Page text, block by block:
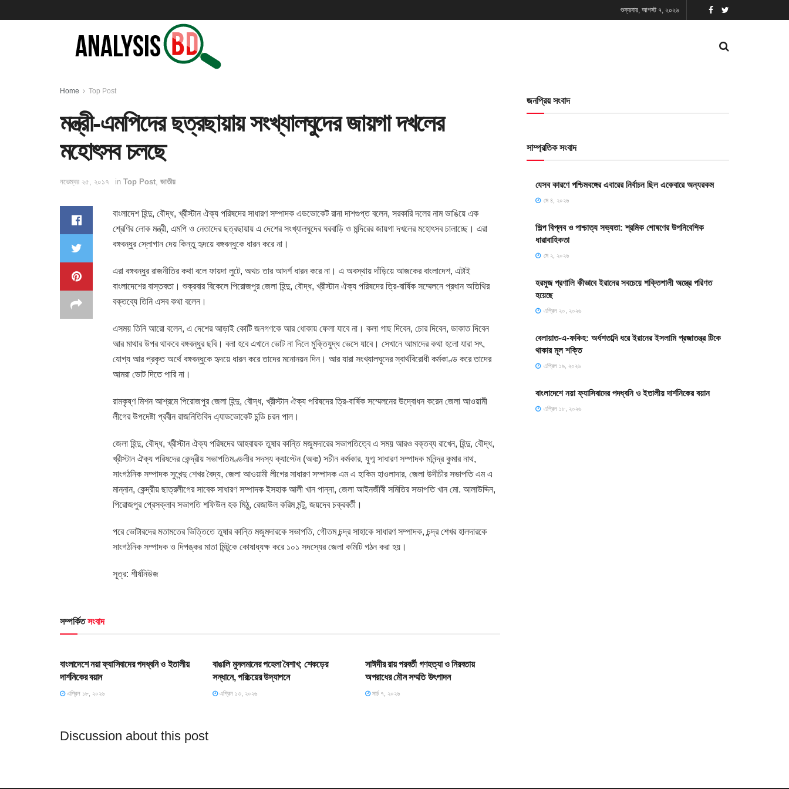
শুক্রবার, আগস্ট ৭, ২০২৬
Home Top Post
মন্ত্রী-এমপিদের ছত্রছায়ায় সংখ্যালঘুদের জায়গা দখলের
মহোৎসব চলছে
নভেম্বর ২৫, ২০১৭ in Top Post জাতীয়
বাংলাদেশ হিন্দু, বৌদ্ধ, খ্রীস্টান ঐক্য পরিষদের সাধারণ সম্পাদক এডভোকেট রানাদাশগুপ্ত বলেন, সরকারি দলের নাম ভাঙিয়ে এক
শ্রেণির লোক মন্ত্রী, এমপি ও নেতাদের ছত্রছায়ায় এ দেশের সংখ্যালঘুদের ঘরবাড়ি ও মন্দিরের জায়গা দখলের মহোৎসব চালাচ্ছে। এরা
বঙ্গবন্ধুর স্লোগান দেয় কিন্তু হৃদয়ে বঙ্গবন্ধুকে ধারন করে না।
এরা বঙ্গবন্ধুর রাজনীতির কথা বলে ফায়দা লুটে, অথচ তার আদর্শ ধারন করে না। এ অবস্থায় দাঁড়িয়ে আজকের বাংলাদেশ, এটাই
বাংলাদেশের বাস্তবতা। শুক্রবার বিকেলে পিরোজপুর জেলা হিন্দু, বৌদ্ধ, খ্রীস্টান ঐক্য পরিষদের ত্রি-বার্ষিক সম্মেলনে প্রধান অতিথির
বক্তব্যে তিনি এসব কথা বলেন।
এসময় তিনি আরো বলেন, এ দেশের আড়াই কোটি জনগণকে আর ধোকায় ফেলা যাবে না। কলা গাছ দিবেন, চোর দিবেন, ডাকাত দিবেন
আর মাথার উপর থাকবে বঙ্গবন্ধুর ছবি। বলা হবে এখানে ভোট না দিলে মুক্তিযুদ্ধ ভেসে যাবে। সেখানে আমাদের কথা হলো যারা সৎ,
যোগ্য আর প্রকৃত অর্থে বঙ্গবন্ধুকে হৃদয়ে ধারন করে তাদের মনোনয়ন দিন। আর যারা সংখ্যালঘুদের স্বার্থবিরোধী কর্মকাণ্ড করে তাদের
আমরা ভোট দিতে পারি না।
রামকৃষ্ণ মিশন আশ্রমে পিরোজপুর জেলা হিন্দু, বৌদ্ধ, খ্রীস্টান ঐক্য পরিষদের ত্রি-বার্ষিক সম্মেলনের উদ্বোধন করেন জেলা আওয়ামী
লীগের উপদেষ্টা প্রবীন রাজনিতিবিদ এ্যাডভোকেট চন্ডি চরন পাল।
জেলা হিন্দু, বৌদ্ধ, খ্রীস্টান ঐক্য পরিষদের আহবায়ক তুষার কান্তি মজুমদারের সভাপতিত্বে এ সময় আরও বক্তব্য রাখেন, হিন্দু, বৌদ্ধ,
খ্রীস্টান ঐক্য পরিষদের কেন্দ্রীয় সভাপতিমণ্ডলীর সদস্য ক্যাপ্টেন (অবঃ) সচীন কর্মকার, যুগ্ম সাধারণ সম্পাদক মনিন্দ্র কুমার নাথ,
সাংগঠনিক সম্পাদক সুখেন্দু শেখর বৈদ্য, জেলা আওয়ামী লীগের সাধারণ সম্পাদক এম এ হাকিম হাওলাদার, জেলা উদীচীর সভাপতি এম এ
মান্নান, কেন্দ্রীয় ছাত্রলীগের সাবেক সাধারণ সম্পাদক ইসহাক আলী খান পান্না, জেলা আইনজীবী সমিতির সভাপতি খান মো. আলাউদ্দিন,
পিরোজপুর প্রেসক্লাব সভাপতি শফিউল হক মিঠু, রেজাউল করিম মন্টু, জয়দেব চক্রবর্তী।
পরে ভোটারদের মতামতের ভিত্তিতে তুষার কান্তি মজুমদারকে সভাপতি, গৌতম চন্দ্র সাহাকে সাধারণ সম্পাদক, চন্দ্র শেখর হালদারকে
সাংগঠনিক সম্পাদক ও দিপঙ্কর মাতা মিন্টুকে কোষাধ্যক্ষ করে ১০১ সদস্যের জেলা কমিটি গঠন করা হয়।
সূত্র: শীর্ষনিউজ
সম্পর্কিতসংবাদ
বাংলাদেশে নয়া ফ্যাসিবাদের পদধ্বনি ও ইতালীয়
দার্শনিকের বয়ান
এপ্রিল ১৮, ২০২৬
বাঙালি মুসলমানের পহেলা বৈশাখ; শেকড়ের
সন্ধানে, পরিচয়ের উদ্‌যাপনে
এপ্রিল ১৩, ২০২৬
সাঈদীর রায় পরবর্তী গণহত্যা ও নিরবতায়
অপরাধের মৌন সম্মতি উৎপাদন
মার্চ ৭, ২০২৬
Discussion about this post
জনপ্রিয় সংবাদ
সাম্প্রতিক সংবাদ
যেসব কারণে পশ্চিমবঙ্গের এবারের নির্বাচন ছিল একেবারে অন্যরকম
মে ৪, ২০২৬
শিল্প বিপ্লব ও পাশ্চাত্য সভ্যতা: শ্রমিক শোষণের উপনিবেশিক
ধারাবাহিকতা
মে ২, ২০২৬
হরমুজ প্রণালি কীভাবে ইরানের সবচেয়ে শক্তিশালী অস্ত্রে পরিণত
হয়েছে
এপ্রিল ২০, ২০২৬
বেলায়াত-এ-ফকিহ: অর্ধশতাব্দি ধরে ইরানের ইসলামি প্রজাতন্ত্র টিকে
থাকার মূল শক্তি
এপ্রিল ১৯, ২০২৬
বাংলাদেশে নয়া ফ্যাসিবাদের পদধ্বনি ও ইতালীয় দার্শনিকের বয়ান
এপ্রিল ১৮, ২০২৬